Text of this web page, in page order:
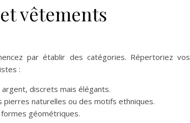
vêtements
par établir des catégories. Répertoriez vos
:
discrets mais élégants.
pierres naturelles ou des motifs ethniques.
géométriques.